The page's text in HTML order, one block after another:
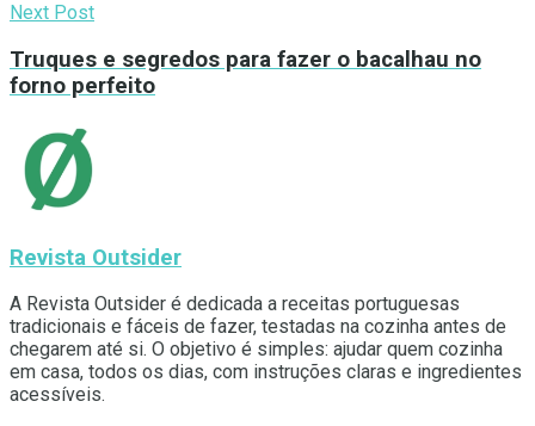
Next Post
Truques e segredos para fazer o bacalhau no
forno perfeito
Revista Outsider
A Revista Outsider é dedicada a receitas portuguesas
tradicionais e fáceis de fazer, testadas na cozinha antes de
chegarem até si. O objetivo é simples: ajudar quem cozinha
em casa, todos os dias, com instruções claras e ingredientes
acessíveis.